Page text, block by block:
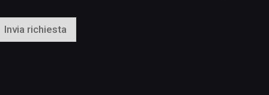
Invia richiesta